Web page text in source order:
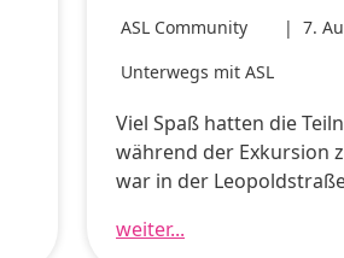
ASL Community
Unterwegs mit ASL
| 7.
Viel Spaß hatten die
während der Exkursion
war in der
weiter...